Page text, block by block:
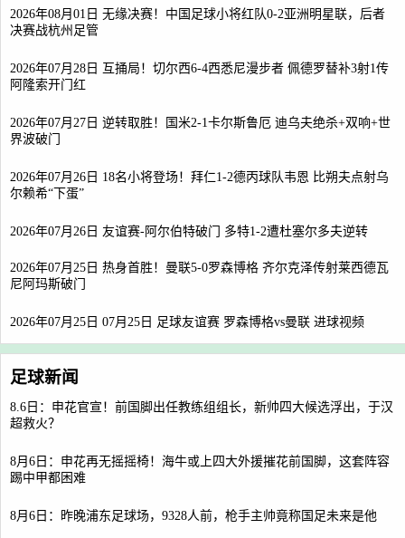
2026年08月01日 无缘决赛！中国足球小将红队0-2亚洲明星联，后者
决赛战杭州足管
2026年07月28日 互捅局！切尔西6-4西悉尼漫步者 佩德罗替补3射1传
阿隆索开门红
2026年07月27日 逆转取胜！国米2-1卡尔斯鲁厄 迪乌夫绝杀+双响+世
界波破门
2026年07月26日 18名小将登场！拜仁1-2德丙球队韦恩 比朔夫点射乌
尔赖希“下蛋”
2026年07月26日 友谊赛-阿尔伯特破门 多特1-2遭杜塞尔多夫逆转
2026年07月25日 热身首胜！曼联5-0罗森博格 齐尔克泽传射莱西德瓦
尼阿玛斯破门
2026年07月25日 07月25日 足球友谊赛 罗森博格vs曼联 进球视频
足球新闻
8.6日：申花官宣！前国脚出任教练组组长，新帅四大候选浮出，于汉
超救火？
8月6日：申花再无摇摇椅！海牛或上四大外援摧花前国脚，这套阵容
踢中甲都困难
8月6日：昨晚浦东足球场，9328人前，枪手主帅竟称国足未来是他